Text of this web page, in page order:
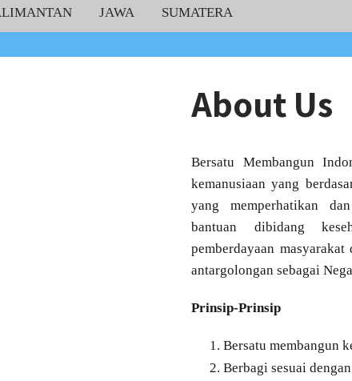
JAWA SUMATERA
About Us
Bersatu Membangun
kemanusiaan yang
yang memperhatikan
bantuan dibidang
pemberdayaan
antargolongan sebagai
Prinsip-Prinsip
Bersatu membangun
Berbagi sesuai